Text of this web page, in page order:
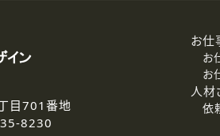
の委託
保護の評価基準を満たした委託先に
について
人情報の開示等（利用目的の通知、開
目701番地
8230
お仕
お
お
人材
依